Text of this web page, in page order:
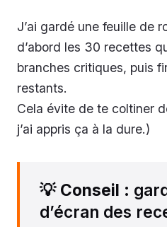
J’ai gardé une feuille de
d’abord les 30 recettes
branches critiques, puis
restants.
Cela évite de te coltiner
j’ai appris ça à la dure.)
💡 Conseil :
d’écran des